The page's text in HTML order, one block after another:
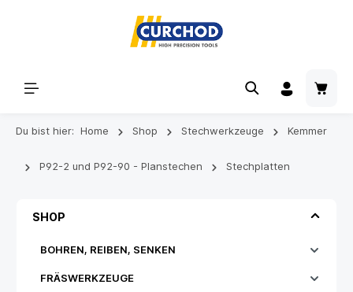
Du bist hier: Home Shop Stechwerkzeuge Kemmer
P92-2 und P92-90 - Planstechen Stechplatten
SHOP
BOHREN, REIBEN, SENKEN
FRÄSWERKZEUGE